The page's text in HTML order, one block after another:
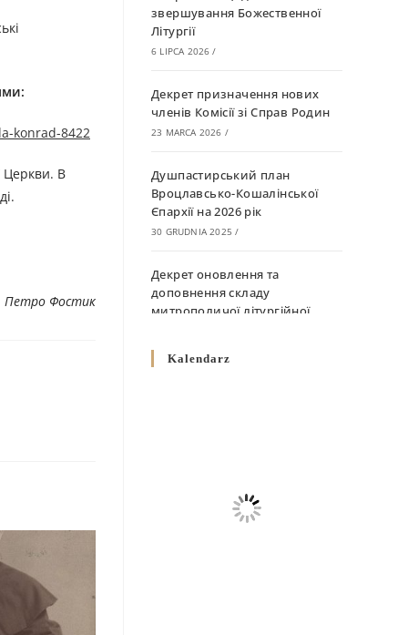
konrad-8422
Церкви. В
Петро Фостик
звершування Божественної
Літургії
6 LIPCA 2026 /
Декрет призначення нових
членів Комісії зі Справ Родин
23 MARCA 2026 /
Душпастирський план
Вроцлавсько-Кошалінської
Єпархії на 2026 рік
30 GRUDNIA 2025 /
Декрет оновлення та
доповнення складу
митрополичої літургійної
10 GRUDNIA 2025
Декрет про відзначення
Великодня і всіх рухомих
Kalendarz